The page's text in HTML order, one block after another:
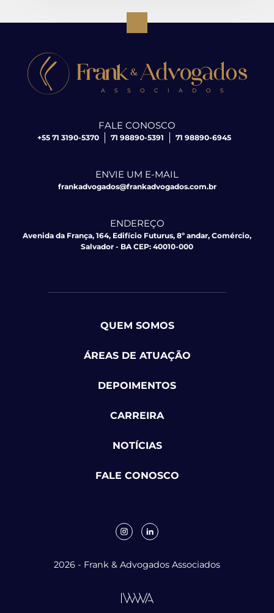
FALE CONOSCO
+55 71 3190-5370 71 98890-5391 71 98890-6945
ENVIE UM E-MAIL
frankadvogados@frankadvogados.com.br
ENDEREÇO
Avenida da França, 164, Edifício Futurus, 8º andar, Comércio,
Salvador - BA CEP: 40010-000
QUEM SOMOS
ÁREAS DE ATUAÇÃO
DEPOIMENTOS
CARREIRA
NOTÍCIAS
FALE CONOSCO
2026 - Frank & Advogados Associados